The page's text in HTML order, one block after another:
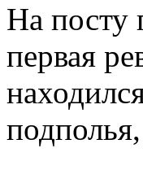
На посту
первая